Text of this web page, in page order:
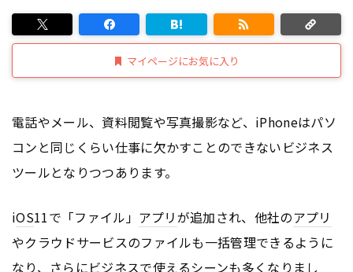
マイページにお気に入り
電話やメール、資料閲覧や写真撮影など、iPhoneはパソ
コンと同じくらい仕事に欠かすことのできないビジネス
ツールとなりつつあります。
iOS11で「ファイル」 アプリが追加され、他社のアプリ
やクラウドサービスのファイルも一括管理できるように
なり、さらにビジネスで使えるシーンも多くなりまし